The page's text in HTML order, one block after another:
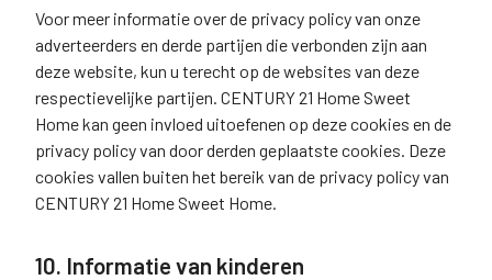
Voor meer informatie over de privacy policy van onze
adverteerders en derde partijen die verbonden zijn aan
deze website, kun u terecht op de websites van deze
respectievelijke partijen. CENTURY 21 Home Sweet
Home kan geen invloed uitoefenen op deze cookies en de
privacy policy van door derden geplaatste cookies. Deze
cookies vallen buiten het bereik van de privacy policy van
CENTURY 21 Home Sweet Home.
10. Informatie van kinderen